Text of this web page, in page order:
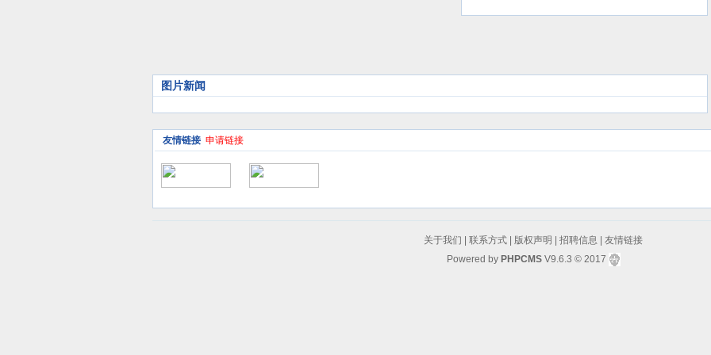
图片新闻
友情链接 申请链接
关于我们 联系方式 版权声明 招聘信息
友情链接
Powered by PHPCMS V9.6.3 © 2017